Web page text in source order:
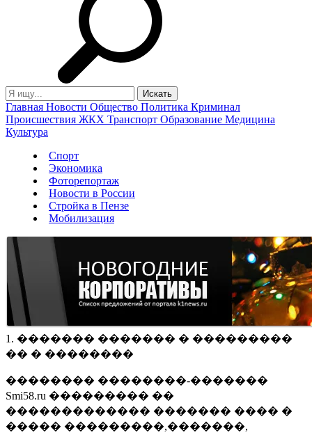
Главная Новости Общество Политика Криминал
Происшествия ЖКХ Транспорт Образование Медицина
Культура
Спорт
Экономика
Фоторепортаж
Новости в России
Стройка в Пензе
Мобилизация
1. ������� ������� � ���������
�� � ��������
�������� ��������-�������
Smi58.ru ��������� ��
������������� ������� ���� �
����� ���������,�������,